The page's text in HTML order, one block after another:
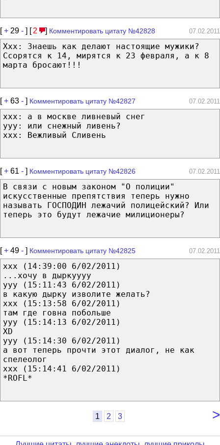
[+ 29 - ] [ 2 ] Комментировать цитату №42828 07.02.2011
Ххх: Знаешь как делают настоящие мужики?
Ссорятся к 14, мирятся к 23 февраля, а к 8
марта бросают!!!
[+ 63 - ] Комментировать цитату №42827 07.02.2011
ххх: а в москве ливневый снег
yyy: или снежный ливень?
xxx: Вежливый Сливень
[+ 61 - ] Комментировать цитату №42826 07.02.2011
В связи с новым законом "О полиции"
искусственные препятствия теперь нужно
называть ГОСПОДИН лежачий полицейский? Или
теперь это будут лежачие милиционеры?
[+ 49 - ] Комментировать цитату №42825 07.02.2011
xxx (14:39:00 6/02/2011)
...хочу в дыркуууу
yyy (15:11:43 6/02/2011)
в какую дырку изволите желать?
xxx (15:13:58 6/02/2011)
там где говна побольше
yyy (15:14:13 6/02/2011)
XD
yyy (15:14:30 6/02/2011)
а вот теперь прочти этот диалог, не как
спелеолог
xxx (15:14:41 6/02/2011)
*ROFL*
>
1 2 3